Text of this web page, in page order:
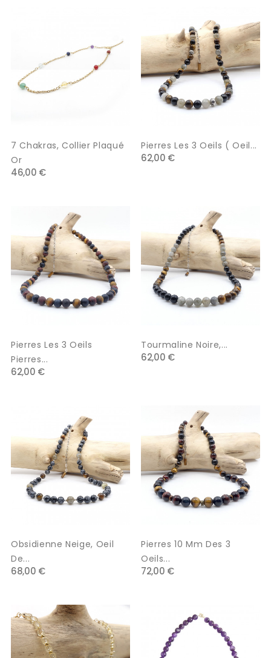
7 Chakras, Collier Plaqué
Or
46,00 €
Pierres Les 3 Oeils ( Oeil...
62,00 €
Pierres Les 3 Oeils
Pierres...
62,00 €
Tourmaline Noire,...
62,00 €
Obsidienne Neige, Oeil
De...
68,00 €
Pierres 10 Mm Des 3
Oeils...
72,00 €